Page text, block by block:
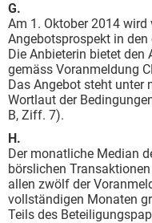
G.
Am 1. Oktober 2014
Angebotsprospekt in
Die Anbieterin bietet den
gemäss Voranmeldung
Das Angebot steht unter
Wortlaut der
B, Ziff. 7).
H.
Der monatliche Median
börslichen
allen zwölf der
vollständigen Monaten
Teils des